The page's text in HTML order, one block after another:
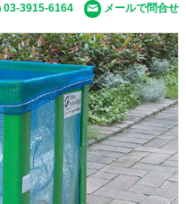
03-3915-6164 メールで問合せ